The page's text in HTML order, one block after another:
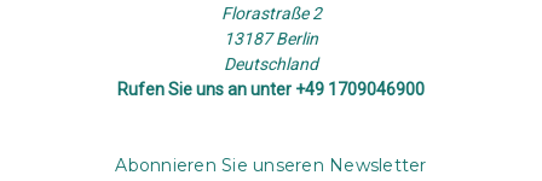
Florastraße 2
13187 Berlin
Deutschland
Rufen Sie uns an unter +49 1709046900
Abonnieren Sie unseren Newsletter